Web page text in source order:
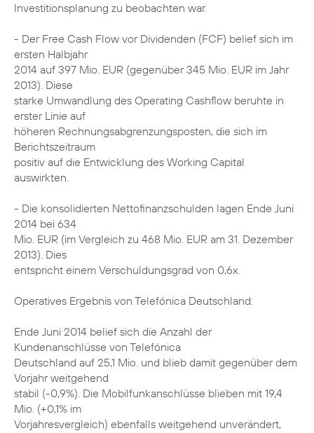
Investitionsplanung zu beobachten war.
- Der Free Cash Flow vor Dividenden (FCF) belief sich im
ersten Halbjahr
2014 auf 397 Mio. EUR (gegenüber 345 Mio. EUR im Jahr
2013). Diese
starke Umwandlung des Operating Cashflow beruhte in
erster Linie auf
höheren Rechnungsabgrenzungsposten, die sich im
Berichtszeitraum
positiv auf die Entwicklung des Working Capital
auswirkten.
- Die konsolidierten Nettofinanzschulden lagen Ende Juni
2014 bei 634
Mio. EUR (im Vergleich zu 468 Mio. EUR am 31. Dezember
2013). Dies
entspricht einem Verschuldungsgrad von 0,6x.
Operatives Ergebnis von Telefónica Deutschland:
Ende Juni 2014 belief sich die Anzahl der
Kundenanschlüsse von Telefónica
Deutschland auf 25,1 Mio. und blieb damit gegenüber dem
Vorjahr weitgehend
stabil (-0,9%). Die Mobilfunkanschlüsse blieben mit 19,4
Mio. (+0,1% im
Vorjahresvergleich) ebenfalls weitgehend unverändert,